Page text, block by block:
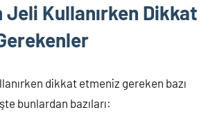
Jeli Kullanırken Dikkat
dikkat etmeniz gereken bazı
bunlardan bazıları: